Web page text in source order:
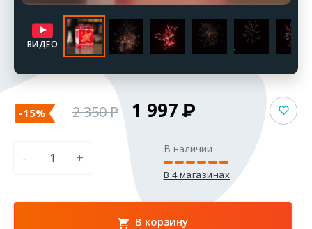
ВИДЕО
-15% 2 350 1 997
- +
В наличии
В 4 магазинах
В корзину